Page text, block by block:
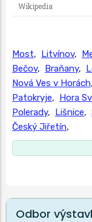
Wikipedia
Most, Litvínov,
Bečov, Braňany,
Nová Ves v Horách,
Patokryje, Hora
Polerady, Lišnice,
Český Jiřetín,
Odbor